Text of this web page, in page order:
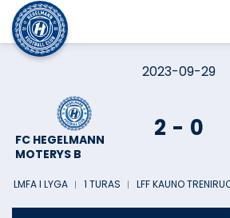
2023-09-29
FC HEGELMANN
MOTERYS B
2 - 0
LMFA I LYGA ︱ 1 TURAS ︱ LFF KAUNO